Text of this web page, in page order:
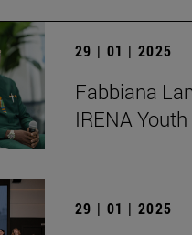
29 | 01 | 2025
Fabbiana
IRENA
29 | 01 | 2025